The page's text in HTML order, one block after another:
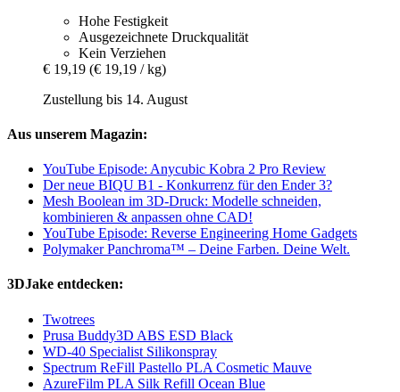
Hohe Festigkeit
Ausgezeichnete Druckqualität
Kein Verziehen
€ 19,19 (€ 19,19 / kg)
Zustellung bis 14. August
Aus unserem Magazin:
YouTube Episode: Anycubic Kobra 2 Pro Review
Der neue BIQU B1 - Konkurrenz für den Ender 3?
Mesh Boolean im 3D-Druck: Modelle schneiden,
kombinieren & anpassen ohne CAD!
YouTube Episode: Reverse Engineering Home Gadgets
Polymaker Panchroma™ – Deine Farben. Deine Welt.
3DJake entdecken:
Twotrees
Prusa Buddy3D ABS ESD Black
WD-40 Specialist Silikonspray
Spectrum ReFill Pastello PLA Cosmetic Mauve
AzureFilm PLA Silk Refill Ocean Blue